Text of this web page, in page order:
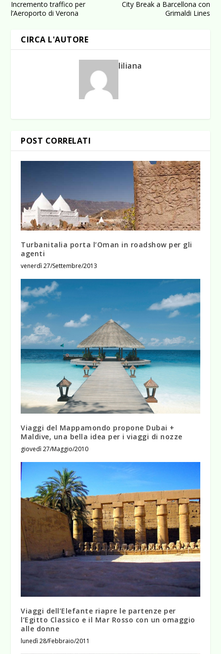
Incremento traffico per
l’Aeroporto di Verona
City Break a Barcellona con
Grimaldi Lines
CIRCA L'AUTORE
liliana
POST CORRELATI
Turbanitalia porta l’Oman in roadshow per gli
agenti
venerdì 27/Settembre/2013
Viaggi del Mappamondo propone Dubai +
Maldive, una bella idea per i viaggi di nozze
giovedì 27/Maggio/2010
Viaggi dell’Elefante riapre le partenze per
l’Egitto Classico e il Mar Rosso con un omaggio
alle donne
lunedì 28/Febbraio/2011